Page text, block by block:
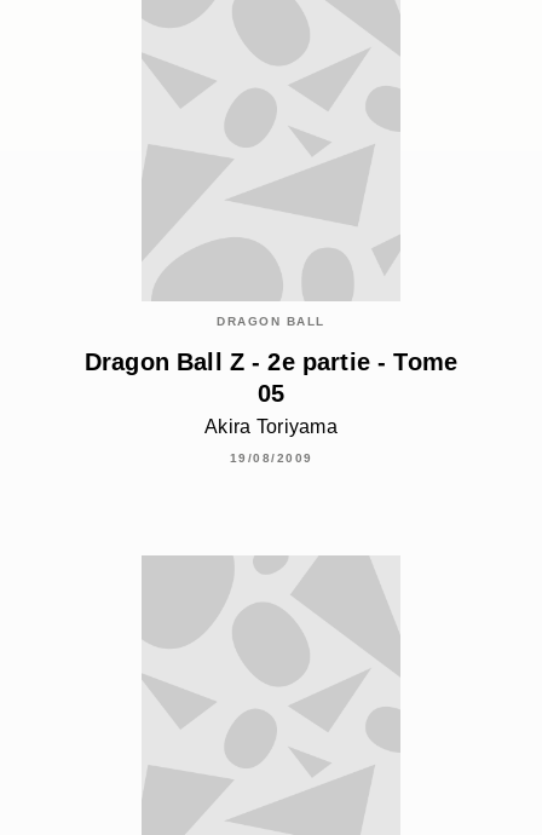
DRAGON BALL
Dragon Ball Z - 2e partie - Tome
05
Akira Toriyama
19/08/2009